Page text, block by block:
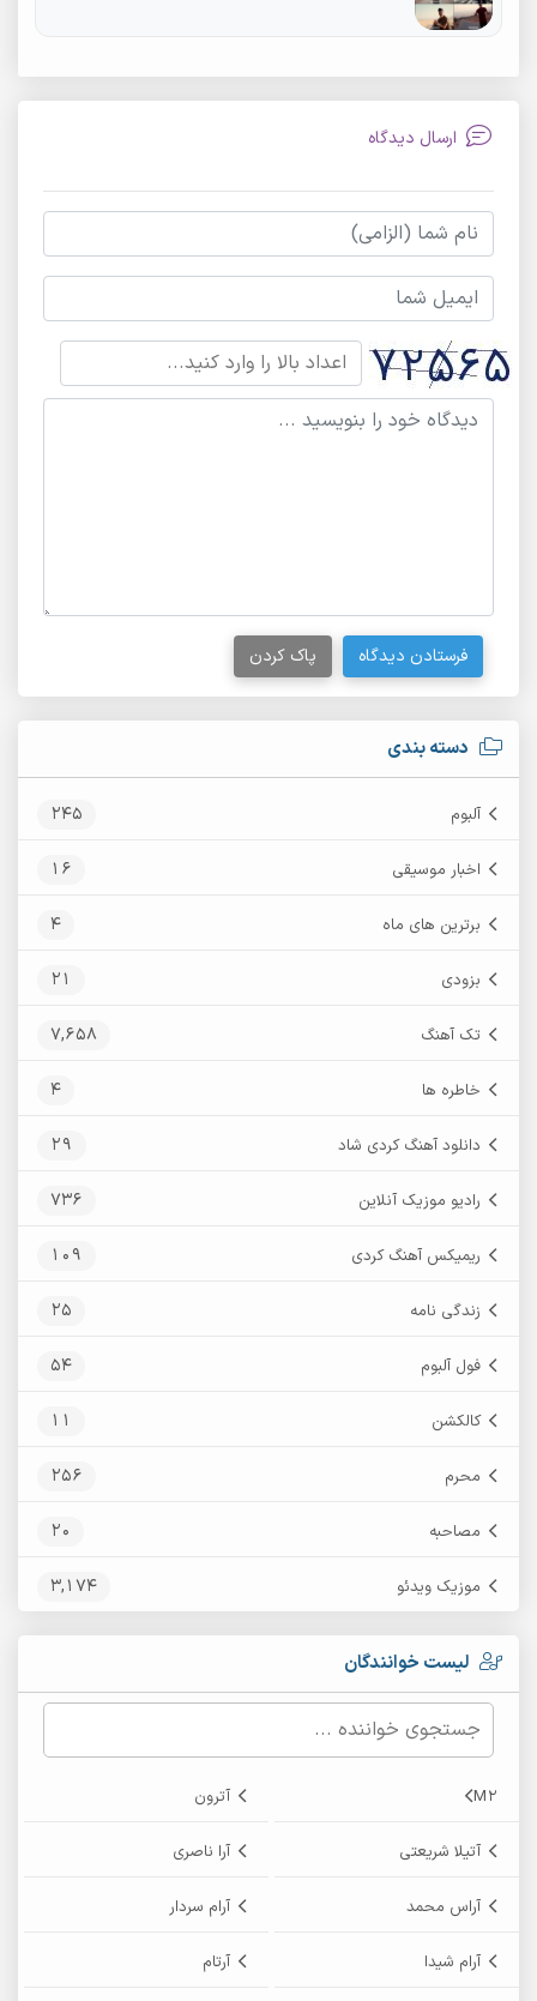
دسته بندی
آلبوم 245
اخبار موسیقی 16
برترین های ماه 4
بزودی 21
تک آهنگ 7,658
خاطره ها 4
دانلود آهنگ کردی شاد 29
رادیو موزیک آنلاین 736
ریمیکس آهنگ کردی 109
زندگی نامه 25
فول آلبوم 54
کالکشن 11
محرم 256
مصاحبه 20
موزیک ویدئو 3,174
لیست خوانندگان
M2 آترون
آتیلا شریعتی آرا ناصری
آراس محمد آرام سردار
آرام شیدا آرتام
ارسال دیدگاه
فرستادن دیدگاه پاک کردن